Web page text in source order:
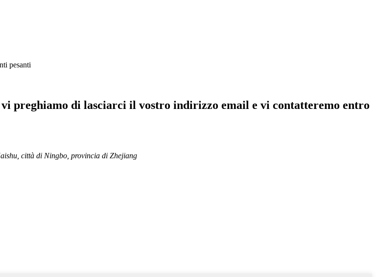
preghiamo di lasciarci il vostro indirizzo email e vi contatteremo entro
città di Ningbo, provincia di Zhejiang